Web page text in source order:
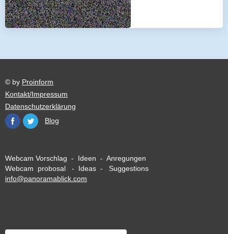
© by Proinform
Kontakt/Impressum
Datenschutzerklärung
Blog
Webcam Vorschlag - Ideen - Anregungen
Webcam probosal - Ideas - Suggestions
info@panoramablick.com